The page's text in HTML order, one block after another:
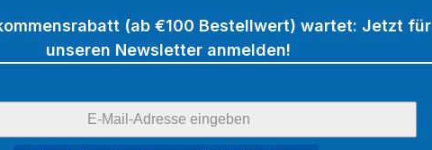
(ab €100 Bestellwert) wartet: Jetzt für
unseren Newsletter anmelden!